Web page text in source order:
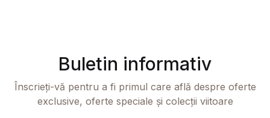
Buletin informativ
Înscrieți-vă pentru a fi primul care află despre oferte
exclusive, oferte speciale și colecții viitoare